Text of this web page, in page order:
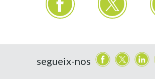
segueix-nos